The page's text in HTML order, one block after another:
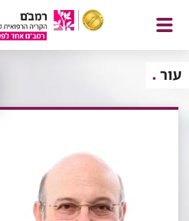
פתח
תפריט
עור